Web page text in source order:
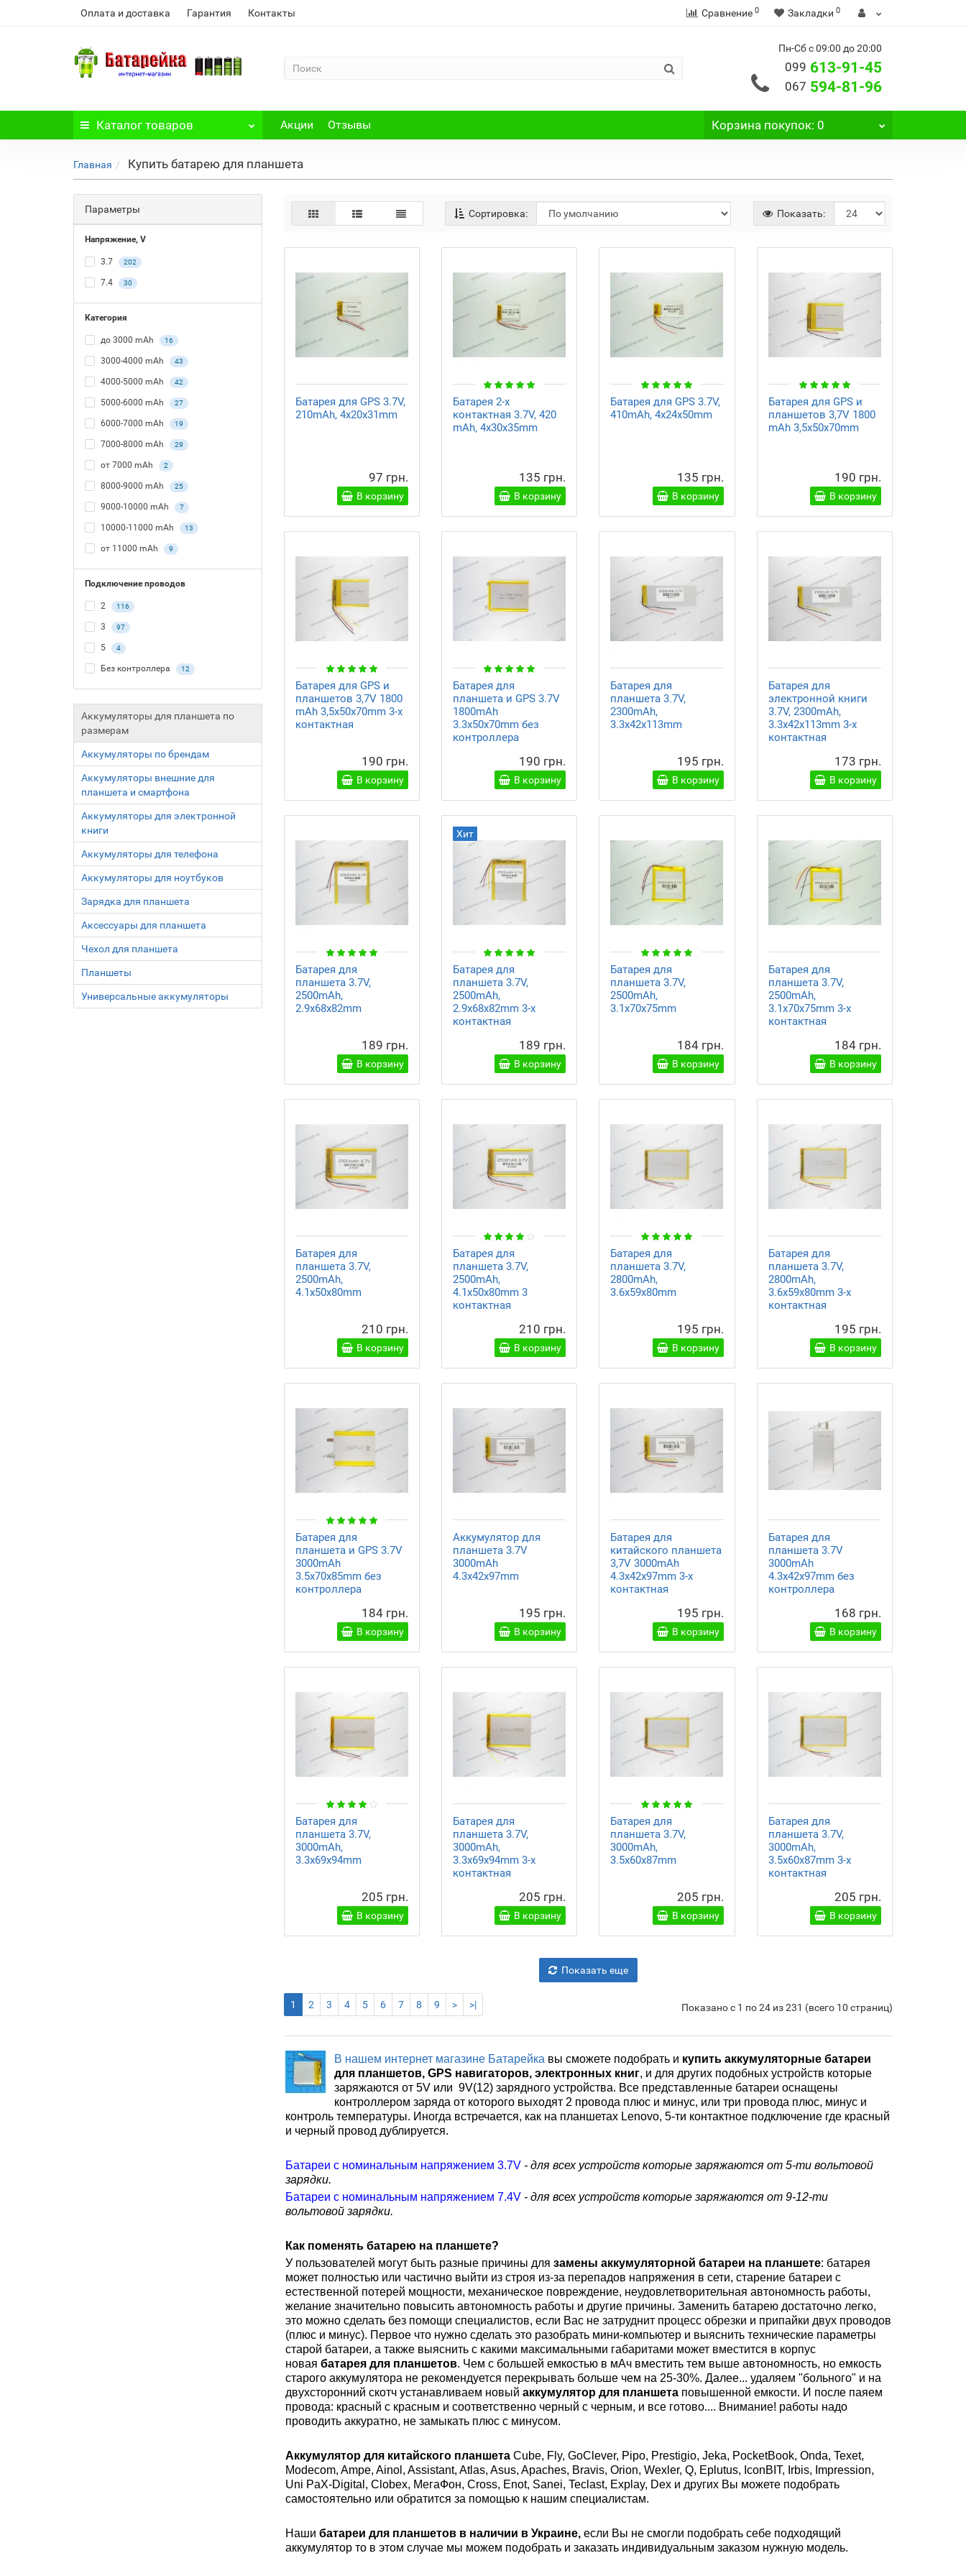
Оплата и доставка Гарантия Контакты Сравнение 0 Закладки 0
Пн-Сб с 09:00 до 20:00
099 613-91-45
067 594-81-96
Каталог товаров Акции Отзывы Корзинапокупок: 0
Главная Купить батарею для планшета
Параметры
Напряжение, V
3.7 202
7.4 30
Категория
до 3000 mAh 16
3000-4000 mAh 43
4000-5000 mAh 42
5000-6000 mAh 27
6000-7000 mAh 19
7000-8000 mAh 29
от 7000 mAh 2
8000-9000 mAh 25
9000-10000 mAh 7
10000-11000 mAh 13
от 11000 mAh 9
Подключение проводов
2 116
3 97
5 4
Без контроллера 12
Аккумуляторы для планшета по
размерам
Аккумуляторы по брендам
Аккумуляторы внешние для
планшета и смартфона
Aккумуляторы для электронной
книги
Аккумуляторы для телефона
Аккумуляторы для ноутбуков
Зарядка для планшета
Аксессуары для планшета
Чехол для планшета
Планшеты
Универсальные аккумуляторы
Сортировка: Показать:
Батарея для GPS 3.7V,
210mAh, 4x20x31mm
97 грн.
В корзину
Батарея 2-х
контактная 3.7V, 420
mAh, 4x30x35mm
135 грн.
В корзину
Батарея для GPS 3.7V,
410mAh, 4x24x50mm
135 грн.
В корзину
Батарея для GPS и
планшетов 3,7V 1800
mAh 3,5x50x70mm
190 грн.
В корзину
Батарея для GPS и
планшетов 3,7V 1800
mAh 3,5x50x70mm 3-х
контактная
190 грн.
В корзину
Батарея для
планшета и GPS 3.7V
1800mAh
3.3x50x70mm без
контроллера
190 грн.
В корзину
Батарея для
планшета 3.7V,
2300mAh,
3.3x42x113mm
195 грн.
В корзину
Батарея для
электронной книги
3.7V, 2300mAh,
3.3x42x113mm 3-х
контактная
173 грн.
В корзину
Батарея для
планшета 3.7V,
2500mAh,
2.9x68x82mm
189 грн.
В корзину
Хит
Батарея для
планшета 3.7V,
2500mAh,
2.9x68x82mm 3-х
контактная
189 грн.
В корзину
Батарея для
планшета 3.7V,
2500mAh,
3.1x70x75mm
184 грн.
В корзину
Батарея для
планшета 3.7V,
2500mAh,
3.1x70x75mm 3-х
контактная
184 грн.
В корзину
Батарея для
планшета 3.7V,
2500mAh,
4.1x50x80mm
210 грн.
В корзину
Батарея для
планшета 3.7V,
2500mAh,
4.1x50x80mm 3
контактная
210 грн.
В корзину
Батарея для
планшета 3.7V,
2800mAh,
3.6x59x80mm
195 грн.
В корзину
Батарея для
планшета 3.7V,
2800mAh,
3.6x59x80mm 3-х
контактная
195 грн.
В корзину
Батарея для
планшета и GPS 3.7V
3000mAh
3.5x70x85mm без
контроллера
184 грн.
В корзину
Аккумулятор для
планшета 3.7V
3000mAh
4.3x42x97mm
195 грн.
В корзину
Батарея для
китайского планшета
3,7V 3000mAh
4.3x42x97mm 3-х
контактная
195 грн.
В корзину
Батарея для
планшета 3.7V
3000mAh
4.3x42x97mm без
контроллера
168 грн.
В корзину
Батарея для
планшета 3.7V,
3000mAh,
3.3x69x94mm
205 грн.
В корзину
Батарея для
планшета 3.7V,
3000mAh,
3.3x69x94mm 3-х
контактная
205 грн.
В корзину
Батарея для
планшета 3.7V,
3000mAh,
3.5x60x87mm
205 грн.
В корзину
Батарея для
планшета 3.7V,
3000mAh,
3.5x60x87mm 3-х
контактная
205 грн.
В корзину
Показать еще
1 2 3 4 5 6 7 8 9 > >| Показано с 1 по 24 из 231 (всего 10 страниц)
В нашем интернет магазине Батарейка вы сможете подобрать и купить аккумуляторные батареи
для планшетов, GPS навигаторов, электронных книг, и для других подобных устройств которые
заряжаются от 5V или 9V(12) зарядного устройства. Все представленные батареи оснащены
контроллером заряда от которого выходят 2 провода плюс и минус, или три провода плюс, минус и
контроль температуры. Иногда встречается, как на планшетах Lenovo, 5-ти контактное подключение где красный
и черный провод дублируется.
Батареи с номинальным напряжением 3.7V - для всех устройств которые заряжаются от 5-ти вольтовой
зарядки.
Батареи с номинальным напряжением 7.4V - для всех устройств которые заряжаются от 9-12-ти
вольтовой зарядки.
Как поменять батарею на планшете?
У пользователей могут быть разные причины для замены аккумуляторной батареи на планшете: батарея
может полностью или частично выйти из строя из-за перепадов напряжения в сети, старение батареи с
естественной потерей мощности, механическое повреждение, неудовлетворительная автономность работы,
желание значительно повысить автономность работы и другие причины. Заменить батарею достаточно легко,
это можно сделать без помощи специалистов, если Вас не затруднит процесс обрезки и припайки двух проводов
(плюс и минус). Первое что нужно сделать это разобрать мини-компьютер и выяснить технические параметры
старой батареи, а также выяснить с какими максимальными габаритами может вместится в корпус
новая батарея для планшетов. Чем с большей емкостью в мАч вместить тем выше автономность, но емкость
старого аккумулятора не рекомендуется перекрывать больше чем на 25-30%. Далее... удаляем "больного" и на
двухсторонний скотч устанавливаем новый аккумулятор для планшета повышенной емкости. И после паяем
провода: красный с красным и соответственно черный с черным, и все готово.... Внимание! работы надо
проводить аккуратно, не замыкать плюс с минусом.
Аккумулятор для китайского планшетаCube, Fly, GoClever, Pipo, Prestigio, Jeka, PocketBook, Onda, Texet,
Modecom, Ampe, Ainol, Assistant, Atlas, Asus, Apaches, Bravis, Orion, Wexler, Q, Eplutus, IconBIT, Irbis, Impression,
Uni PaX-Digital, Clobex, МегаФон, Cross, Enot, Sanei, Teclast, Explay, Dex и других Вы можете подобрать
самостоятельно или обратится за помощью к нашим специалистам.
Наши батареи для планшетов в наличии в Украине,если Вы не смогли подобрать себе подходящий
аккумулятор то в этом случае мы можем подобрать и заказать индивидуальным заказом нужную модель.